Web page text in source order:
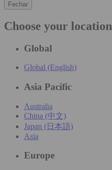
Fechar
Choose your location
Global
Global (English)
Asia Pacific
Australia
China (中文)
Japan (日本語)
Asia
Europe